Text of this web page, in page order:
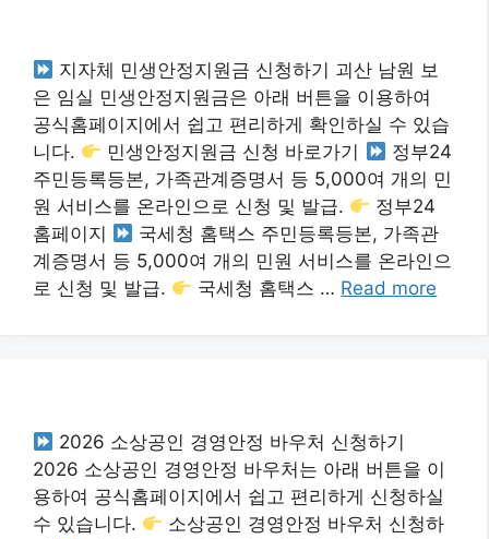
지자체 민생안정지원금 신청하기 괴산 남원 보
은 임실 민생안정지원금은 아래 버튼을 이용하여
공식홈페이지에서 쉽고 편리하게 확인하실 수 있습
니다.
민생안정지원금 신청 바로가기
정부24
주민등록등본, 가족관계증명서 등 5,000여 개의 민
원 서비스를 온라인으로 신청 및 발급.
정부24
홈페이지
국세청 홈택스 주민등록등본, 가족관
계증명서 등 5,000여 개의 민원 서비스를 온라인으
로 신청 및 발급.
국세청 홈택스 … Read more
2026 소상공인 경영안정 바우처 신청하기
2026 소상공인 경영안정 바우처는 아래 버튼을 이
용하여 공식홈페이지에서 쉽고 편리하게 신청하실
수 있습니다.
소상공인 경영안정 바우처 신청하